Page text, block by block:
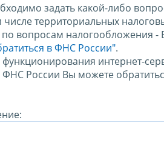
задать какой-либо
числе территориальных
вопросам налогообложения -
в ФНС России".
интернет-
России Вы можете